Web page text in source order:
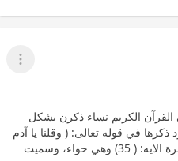
عرض
الكريم نساء ذكرن بشكل
في قوله تعالى: ( وقلنا يا آدم
اسكن أنت وزوجك الجنّة ) سورة البقرة الايه: ( 35) وهي حواء، وسميت